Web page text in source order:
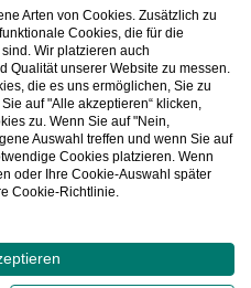
und verfügen über
die Thuiswinkel e-
Arten von Cookies. Zusätzlich zu
Cookies, die für die
Wir platzieren auch
Qualität unserer Website zu messen.
die es uns ermöglichen, Sie zu
auf "Alle akzeptieren“ klicken,
zu. Wenn Sie auf "Nein,
Auswahl treffen und wenn Sie auf
Cookies platzieren. Wenn
oder Ihre Cookie-Auswahl später
Cookie-Richtlinie.